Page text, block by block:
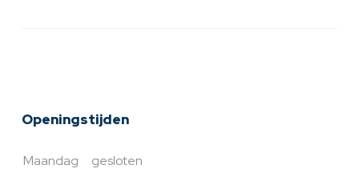
Openingstijden
Maandag
gesloten